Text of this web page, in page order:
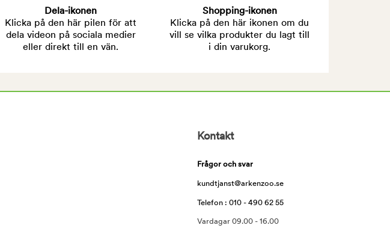
Dela-ikonen
Klicka på den här pilen för att
dela videon på sociala medier
eller direkt till en vän.
Shopping-ikonen
Klicka på den här ikonen om du
vill se vilka produkter du lagt till
i din varukorg.
Kontakt
Frågor och svar
kundtjanst@arkenzoo.se
Telefon : 010 - 490 62 55
Vardagar 09.00 - 16.00